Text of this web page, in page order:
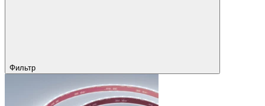
Фильтр